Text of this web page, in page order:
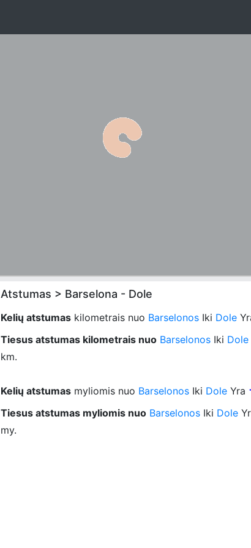
Atstumas > Barselona - Dole
Kelių atstumas kilometrais nuo Barselonos Iki Dole
Tiesus atstumas kilometrais nuo Barselonos Iki Dole
km.
Kelių atstumas myliomis nuo Barselonos Iki Dole Yra
Tiesus atstumas myliomis nuo Barselonos Iki Dole
my.